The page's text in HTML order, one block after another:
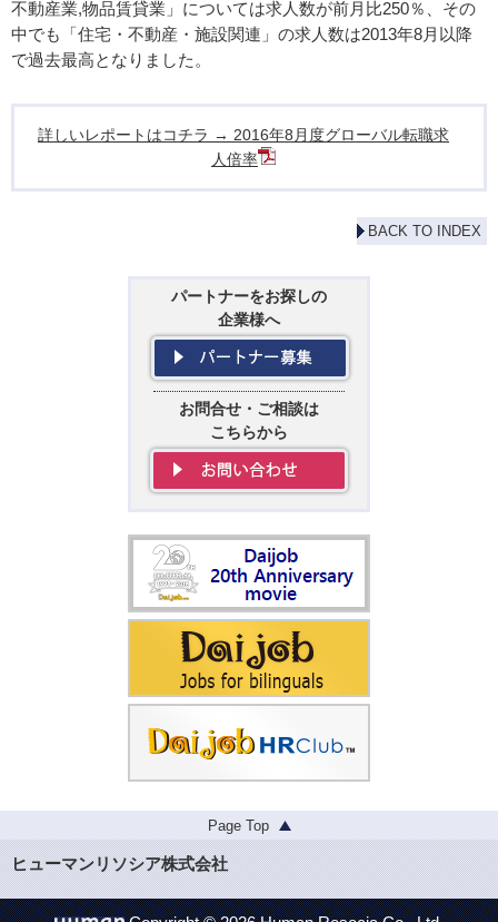
不動産業,物品賃貸業」については求人数が前月比250％、その
中でも「住宅・不動産・施設関連」の求人数は2013年8月以降
で過去最高となりました。
詳しいレポートはコチラ → 2016年8月度グローバル転職求
人倍率
BACK TO INDEX
パートナーをお探しの
企業様へ
お問合せ・ご相談は
こちらから
Page Top
ヒューマンリソシア株式会社